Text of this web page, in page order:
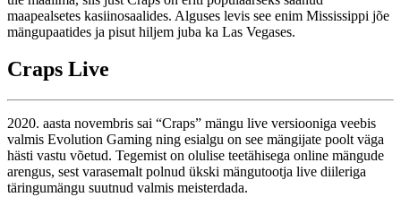
maapealsetes kasiinosaalides. Alguses levis see enim Mississippi jõe
mängupaatides ja pisut hiljem juba ka Las Vegases.
Craps Live
2020. aasta novembris sai “Craps” mängu live versiooniga veebis
valmis Evolution Gaming ning esialgu on see mängijate poolt väga
hästi vastu võetud. Tegemist on olulise teetähisega online mängude
arengus, sest varasemalt polnud ükski mängutootja live diileriga
täringumängu suutnud valmis meisterdada.